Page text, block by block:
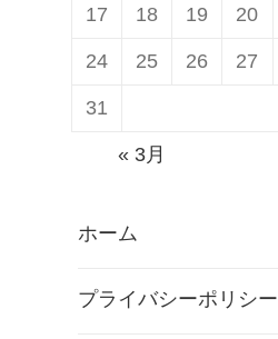
17 18 19 20
24 25 26 27
31
« 3月
ホーム
プライバシーポリシー